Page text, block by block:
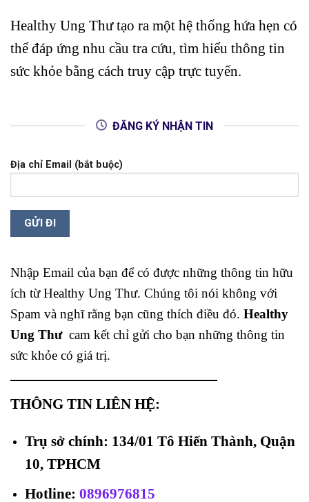
Healthy Ung Thư tạo ra một hệ thống hứa hẹn có
thể đáp ứng nhu cầu tra cứu, tìm hiểu thông tin
sức khỏe bằng cách truy cập trực tuyến.
ĐĂNG KÝ NHẬN TIN
Địa chỉ Email (bắt buộc)
Nhập Email của bạn để có được những thông tin hữu
ích từ Healthy Ung Thư. Chúng tôi nói không với
Spam và nghĩ rằng bạn cũng thích điều đó. Healthy
Ung Thư cam kết chỉ gửi cho bạn những thông tin
sức khỏe có giá trị.
THÔNG TIN LIÊN HỆ:
Trụ sở chính: 134/01 Tô Hiến Thành, Quận
10, TPHCM
Hotline: 0896976815